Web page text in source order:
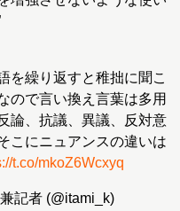
を繰り返すと稚拙に聞こ
ので言い換え言葉は多用
論、抗議、異議、反対意
こにニュアンスの違いは
t.co/mkoZ6Wcxyq
記者 (@itami_k)